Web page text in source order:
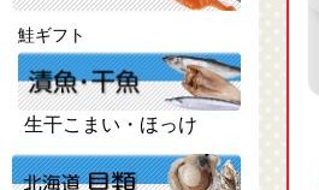
鮭ギフト
生干こまい・ほっけ